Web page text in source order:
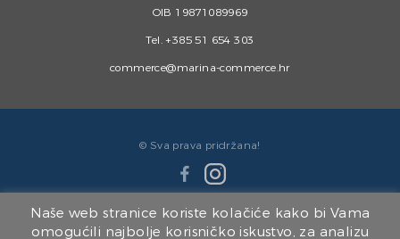
OIB 19871089969
Tel. +385 51 654 303
commerce@marina-commerce.hr
© Sva prava pridržana!
Naše web stranice koriste kolačiće kako bi Vama
omogućili najbolje korisničko iskustvo, za analizu